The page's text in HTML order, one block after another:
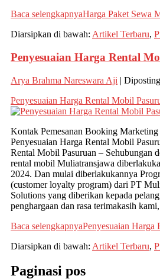
Baca selengkapnyaHarga Paket Sewa
Diarsipkan di bawah: Artikel Terbaru,
Penyesuaian Harga Rental
Arya Brahma Nareswara Aji |
Penyesuaian Harga Rental Mobil
Kontak Pemesanan Booking
Penyesuaian Harga Rental Mobil
Rental Mobil Pasuruan – Sehubungan
rental mobil Muliatransjawa
2024. Dan mulai diberlakukannya
(customer loyalty program) dari PT
Solutions yang diberikan kepada
penghargaan dan rasa terimakasih
Baca selengkapnyaPenyesuaian Harga
Diarsipkan di bawah: Artikel Terbaru,
Paginasi pos